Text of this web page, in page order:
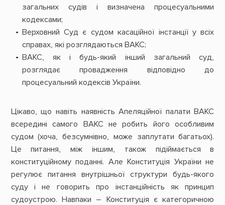
загальних судів і визначена процесуальними
кодексами;
Верховний Суд є судом касаційної інстанції у всіх
справах, які розглядаються ВАКС;
ВАКС, як і будь-який інший загальний суд,
розглядає провадження відповідно до
процесуальний кодексів України.
Цікаво, що навіть наявність Апеляційної палати ВАКС
всередині самого ВАКС не робить його особливим
судом (хоча, безсумнівно, може заплутати багатьох).
Це питання, між іншим, також підіймається в
конституційному поданні. Але Конституція України не
регулює питання внутрішньої структури будь-якого
суду і не говорить про інстанційність як принцип
судоустрою. Навпаки – Конституція є категоричною